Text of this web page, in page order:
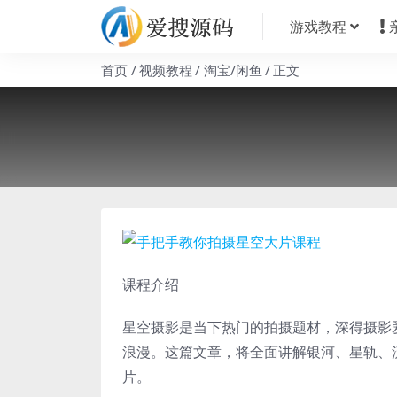
游戏教程
首页 视频教程 淘宝/闲鱼 正文
课程介绍
星空摄影是当下热门的拍摄题材，深得摄
浪漫。这篇文章，将全面讲解银河、星轨
片。